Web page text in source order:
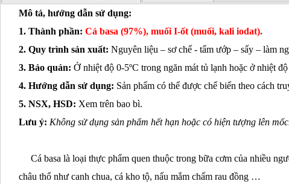
Mô tả, hướng dẫn sử dụng:
1. Thành phần: Cá basa (97%), muối I-ốt (muối, kali iodat).
2. Quy trình sản xuất: Nguyên liệu – sơ chế - tẩm ướp – sấy – làm
3. Bảo quản: Ở nhiệt độ 0-5ºC trong ngăn mát tủ lạnh hoặc ở nhiệt
4. Hướng dẫn sử dụng: Sản phẩm có thể được chế biến theo cách
5. NSX, HSD: Xem trên bao bì.
Lưu ý: Không sử dụng sản phẩm hết hạn hoặc có hiện tượng lên
Cá basa là loại thực phẩm quen thuộc trong bữa cơm của nhiều
châu thổ như canh chua, cá kho tộ, nấu mắm chấm rau đồng …